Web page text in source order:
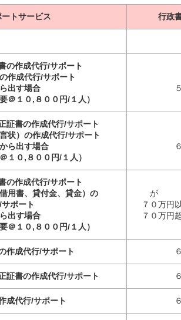
トサービス 行政
の作成代行/サポート
作成代行/サポート
出す場合
＠１０,８００円/１人）
５
証書の作成代行/サポート
状）の作成代行/サポート
ら出す場合
１０,８００円/１人）
の作成代行/サポート
用書、貸付金、貸金）の
ポート
出す場合
＠１０,８００円/１人）
７０万
７０万
作成代行/サポート
証書の作成代行/サポート
成代行/サポート